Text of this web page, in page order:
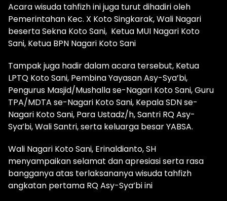
Acara wisuda tahfizh ini juga turut dihadiri oleh
Pemerintahan Kec. X Koto Singkarak, Wali Nagari
beserta Sekna Koto Sani, Ketua MUI Nagari Koto
Sani, Ketua BPN Nagari Koto Sani
Tampak juga hadir dalam acara tersebut, Ketua
LPTQ Koto Sani, Pembina Yayasan Asy-Sya’bi,
Pengurus Masjid/Mushalla se-Nagari Koto Sani, Guru
TPA/MDTA se-Nagari Koto Sani, Kepala SDN se-
Nagari Koto Sani, Para Ustadz/h, Santri RQ Asy-
Sya’bi, Wali Santri, serta keluarga besar YABSA.
Wali Nagari Koto Sani, Erinaldianto, SH
menyampaikan selamat dan apresiasi serta rasa
bangganya atas terlaksananya wisuda tahfizh
angkatan pertama RQ Asy-Sya’bi ini